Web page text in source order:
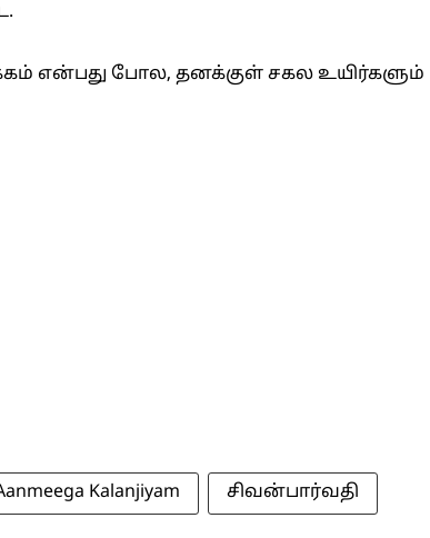
என்பது போல, தனக்குள் சகல உயிர்களும்
Kalanjiyam சிவன்பார்வதி